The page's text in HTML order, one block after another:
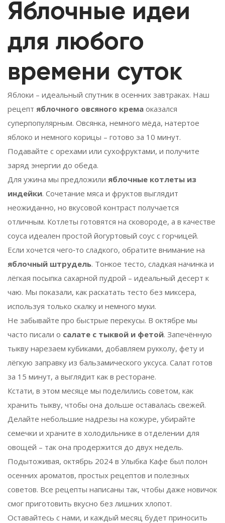
Яблочные идеи
для любого
времени суток
Яблоки – идеальный спутник в осенних завтраках. Наш
рецепт яблочного овсяного крема оказался
суперпопулярным. Овсянка, немного мёда, натертое
яблоко и немного корицы – готово за 10 минут.
Подавайте с орехами или сухофруктами, и получите
заряд энергии до обеда.
Для ужина мы предложили яблочные котлеты из
индейки. Сочетание мяса и фруктов выглядит
неожиданно, но вкусовой контраст получается
отличным. Котлеты готовятся на сковороде, а в качестве
соуса идеален простой йогуртовый соус с горчицей.
Если хочется чего‑то сладкого, обратите внимание на
яблочный штрудель. Тонкое тесто, сладкая начинка и
лёгкая посыпка сахарной пудрой – идеальный десерт к
чаю. Мы показали, как раскатать тесто без миксера,
используя только скалку и немного муки.
Не забывайте про быстрые перекусы. В октябре мы
часто писали о салате с тыквой и фетой. Запечённую
тыкву нарезаем кубиками, добавляем рукколу, фету и
лёгкую заправку из бальзамического уксуса. Салат готов
за 15 минут, а выглядит как в ресторане.
Кстати, в этом месяце мы поделились советом, как
хранить тыкву, чтобы она дольше оставалась свежей.
Делайте небольшие надрезы на кожуре, убирайте
семечки и храните в холодильнике в отделении для
овощей – так она продержится до двух недель.
Подытоживая, октябрь 2024 в Улыбка Кафе был полон
осенних ароматов, простых рецептов и полезных
советов. Все рецепты написаны так, чтобы даже новичок
смог приготовить вкусно без лишних хлопот.
Оставайтесь с нами, и каждый месяц будет приносить